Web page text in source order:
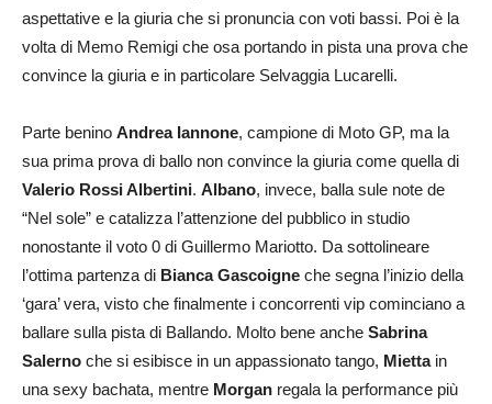
aspettative e la giuria che si pronuncia con voti bassi. Poi è la
volta di Memo Remigi che osa portando in pista una prova che
convince la giuria e in particolare Selvaggia Lucarelli.
Parte benino Andrea Iannone, campione di Moto GP, ma la
sua prima prova di ballo non convince la giuria come quella di
Valerio Rossi Albertini. Albano, invece, balla sule note de
“Nel sole” e catalizza l’attenzione del pubblico in studio
nonostante il voto 0 di Guillermo Mariotto. Da sottolineare
l’ottima partenza di Bianca Gascoigne che segna l’inizio della
‘gara’ vera, visto che finalmente i concorrenti vip cominciano a
ballare sulla pista di Ballando. Molto bene anche Sabrina
Salerno che si esibisce in un appassionato tango, Miettain
una sexy bachata, mentre Morgan regala la performance più